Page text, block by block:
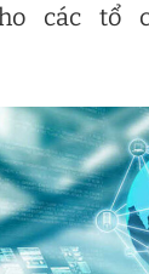
các tổ